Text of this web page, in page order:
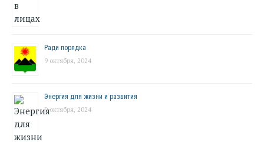
Ради порядка
9 октября, 2024
Энергия для жизни и развития
9 октября, 2024